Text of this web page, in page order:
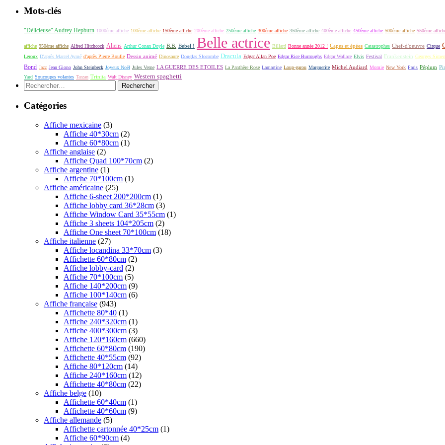
Mots-clés
"Délicieuse" Audrey Hepburn 1000ème affiche 100ème affiche 150ème affiche 200ème affiche 250ème affiche 300ème affiche 350ème affiche 400ème affiche 450ème affiche 500ème affiche 550ème
affiche 950ème affiche Alfred Hitchcock Aliens Arthur Conan Doyle B.B. Bebel ! Belle actrice Billard Bonne année 2012 ! Capes et épées Catastrophes Chef-d'oeuvre Cirque
Leroux D'après Marcel Aymé d'après Pierre Boulle Dessin animé Dinosaure Douglas Slocombe Dracula Edgar Allan Poe Edgar Rice Burroughs Edgar Wallace Elvis Festival Frankenstein Georges
Bond Jazz Jean Giono John Steinbeck Joyeux Noël Jules Verne LA GUERRE DES ETOILES La Panthère Rose Lamartine Loup-garou Marguerite Michel Audiard Momie New York Paris Péplum
Yard Soucoupes volantes Tarzan Trinita Walt Disney Western spaghetti
Rechercher :
Catégories
Affiche mexicaine (3)
Affiche 40*30cm (2)
Affiche 60*80cm (1)
Affiche anglaise (2)
Affiche Quad 100*70cm (2)
Affiche argentine (1)
Affiche 70*100cm (1)
Affiche américaine (25)
Affiche 6-sheet 200*200cm (1)
Affiche lobby card 36*28cm (3)
Affiche Window Card 35*55cm (1)
Affiche 3 sheets 104*205cm (2)
Affiche One sheet 70*100cm (18)
Affiche italienne (27)
Affiche locandina 33*70cm (3)
Affichette 60*80cm (2)
Affiche lobby-card (2)
Affiche 70*100cm (5)
Affiche 140*200cm (9)
Affiche 100*140cm (6)
Affiche française (943)
Affichette 80*40 (1)
Affiche 240*320cm (1)
Affiche 400*300cm (3)
Affiche 120*160cm (660)
Affichette 60*80cm (190)
Affichette 40*55cm (92)
Affiche 80*120cm (14)
Affiche 240*160cm (12)
Affichette 40*80cm (22)
Affiche belge (10)
Affichette 60*40cm (1)
Affichette 40*60cm (9)
Affiche allemande (5)
Affichette cartonnée 40*25cm (1)
Affiche 60*90cm (4)